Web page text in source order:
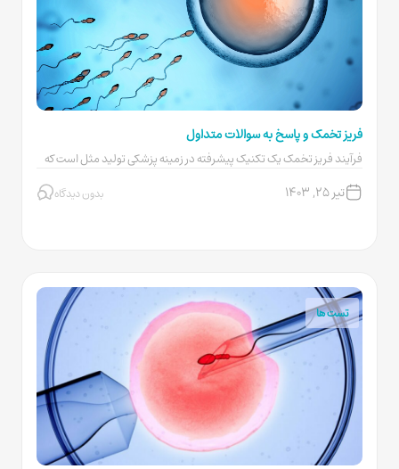
فریز تخمک و پاسخ به سوالات متداول
فرآیند فریز تخمک یک تکنیک پیشرفته در زمینه پزشکی تولید مثل است که
تیر ۲۵, ۱۴۰۳ بدون دیدگاه
تست ها